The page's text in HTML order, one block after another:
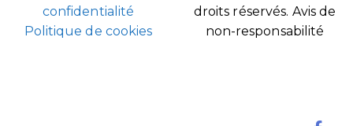
confidentialité
Politique de cookies
droits réservés. Avis de
non-responsabilité